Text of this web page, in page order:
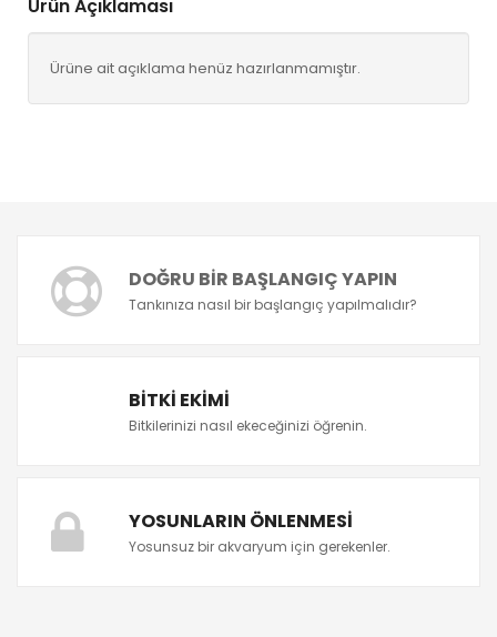
Ürün Açıklaması
Ürüne ait açıklama henüz hazırlanmamıştır.
DOĞRU BIR BAŞLANGIÇ YAPIN
Tankınıza nasıl bir başlangıç yapılmalıdır?
BITKI EKIMI
Bitkilerinizi nasıl ekeceğinizi öğrenin.
YOSUNLARIN ÖNLENMESI
Yosunsuz bir akvaryum için gerekenler.